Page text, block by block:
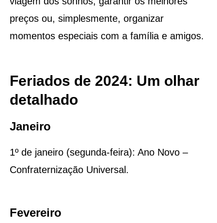
preços ou, simplesmente, organizar
momentos especiais com a família e amigos.
Feriados de 2024: Um olhar
detalhado
Janeiro
1º de janeiro (segunda-feira): Ano Novo –
Confraternização Universal.
Fevereiro